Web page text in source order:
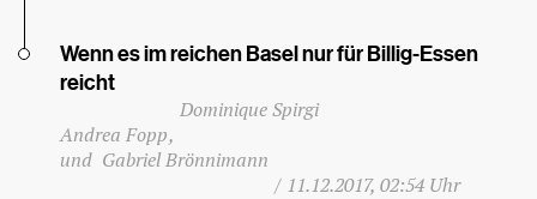
Wenn es im reichen Basel nur für Billig-Essen
reicht
Andrea Fopp
Dominique Spirgi
Gabriel Brönnimann
/ 11.12.2017, 02:54 Uhr